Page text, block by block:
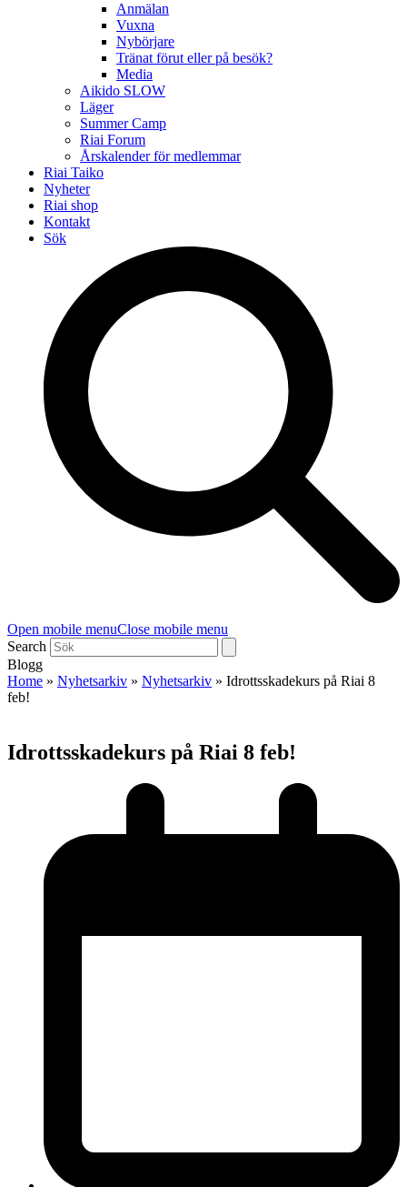
Anmälan
Vuxna
Nybörjare
Tränat förut eller på besök?
Media
Aikido SLOW
Läger
Summer Camp
Riai Forum
Årskalender för medlemmar
Riai Taiko
Nyheter
Riai shop
Kontakt
Sök
Open mobile menuClose mobile menu
Search
Blogg
Home » Nyhetsarkiv » Nyhetsarkiv » Idrottsskadekurs på Riai 8
feb!
Idrottsskadekurs på Riai 8 feb!